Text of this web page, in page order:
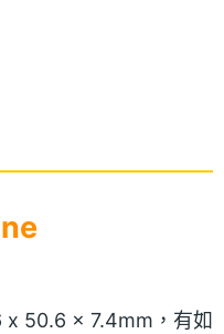
x 50.6 x 7.4mm，有如